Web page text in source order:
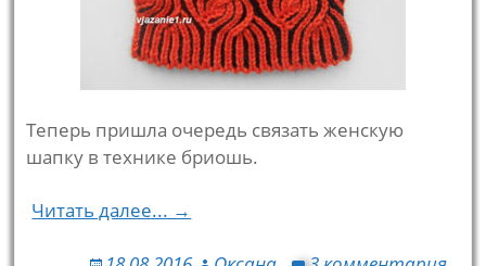
Теперь пришла очередь связать женскую
шапку в технике бриошь.
Читать далее... →